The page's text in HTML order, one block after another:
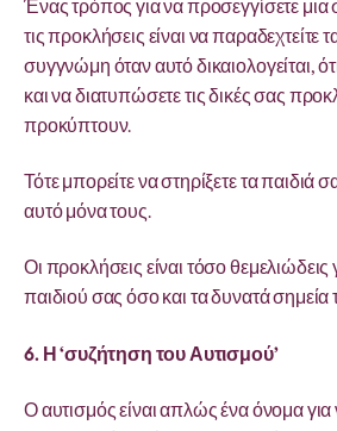
Ένας τρόπος για να προσεγγίσετε μια
τις προκλήσεις είναι να παραδεχτείτε
συγγνώμη όταν αυτό δικαιολογείται,
και να διατυπώσετε τις δικές σας
προκύπτουν.
Τότε μπορείτε να στηρίξετε τα παιδιά
αυτό μόνα τους.
Οι προκλήσεις είναι τόσο θεμελιώδεις
παιδιού σας όσο και τα δυνατά σημεία
6. Η ‘συζήτηση του Αυτισμού’
Ο αυτισμός είναι απλώς ένα όνομα για